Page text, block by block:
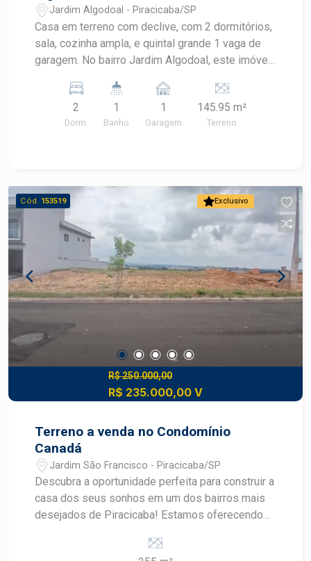
Jardim Algodoal - Piracicaba/SP
Casa em terreno com declive, com 2 dormitórios,
sala, cozinha ampla, e quintal grande 1 vaga de
garagem. No bairro Jardim Algodoal, este imóvel
incluindo supermercados, escolas, farmácias e
áreas de lazer. A região é bem servida por
transporte público e está próxima à Avenida
Piracicaba. Agende sua visita.
2
Dorm.
1
Banho
1
Garagem
145.95 m²
Terreno
Exclusivo
Cód. 153519
R$ 250.000,00
R$ 235.000,00 V
Terreno a venda no Condomínio
Canadá
Jardim São Francisco - Piracicaba/SP
Descubra a oportunidade perfeita para construir a
casa dos seus sonhos em um dos bairros mais
desejados de Piracicaba! Estamos oferecendo
Francisco com uma área total de 255,00 m²,